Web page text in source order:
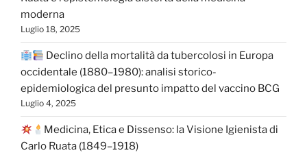
moderna
Luglio 18, 2025
Declino della mortalità da tubercolosi in Europa
occidentale (1880–1980): analisi storico-
epidemiologica del presunto impatto del vaccino BCG
Luglio 4, 2025
Medicina, Etica e Dissenso: la Visione Igienista di
Carlo Ruata (1849–1918)